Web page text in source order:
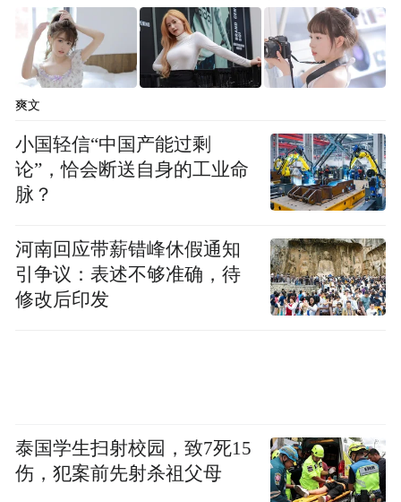
图总体研究设计及主要研究结果
爽文
小国轻信“中国产能过剩
论”，恰会断送自身的工业命
脉？
河南回应带薪错峰休假通知
引争议：表述不够准确，待
修改后印发
泰国学生扫射校园，致7死15
伤，犯案前先射杀祖父母